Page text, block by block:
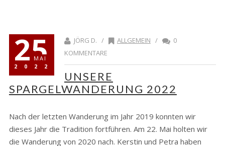
25
MAI
2022
JÖRG D. / ALLGEMEIN /
0
KOMMENTARE
UNSERE
SPARGELWANDERUNG 2022
Nach der letzten Wanderung im Jahr 2019 konnten wir
dieses Jahr die Tradition fortführen. Am 22. Mai holten wir
die Wanderung von 2020 nach. Kerstin und Petra haben